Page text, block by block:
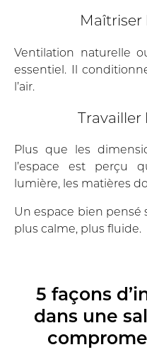
Maîtriser
Ventilation naturelle
essentiel. Il
l’air.
Plus que les
l’espace est perçu
lumière, les matières
Un espace bien
plus calme, plus fluide.
5 façons
dans une